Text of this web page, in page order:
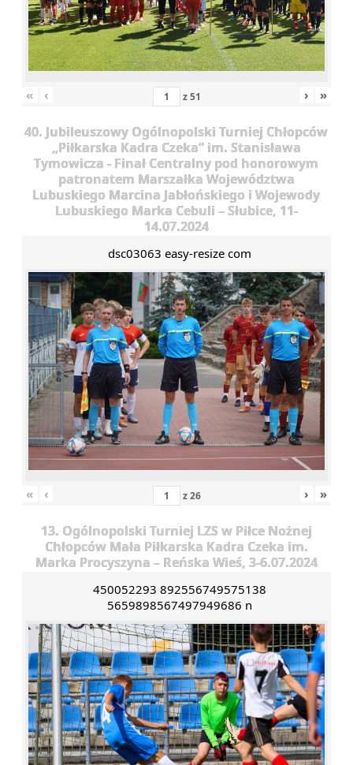
« ‹ z51 › »
40. Jubileuszowy Ogólnopolski Turniej Chłopców
„Piłkarska Kadra Czeka” im. Stanisława
Tymowicza - Finał Centralny pod honorowym
patronatem Marszałka Województwa
Lubuskiego Marcina Jabłońskiego i Wojewody
Lubuskiego Marka Cebuli – Słubice, 11-
14.07.2024
dsc03063 easy-resize com
« ‹ z26 › »
13. Ogólnopolski Turniej LZS w Piłce Nożnej
Chłopców Mała Piłkarska Kadra Czeka im.
Marka Procyszyna – Reńska Wieś, 3-6.07.2024
450052293 892556749575138
5659898567497949686 n